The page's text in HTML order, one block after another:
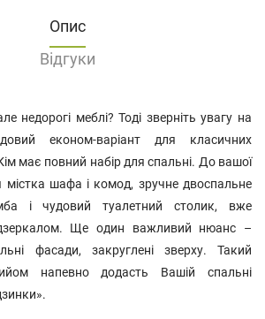
Опис
Відгуки
недорогі меблі? Тоді зверніть увагу на
економ-варіант для класичних
має повний набір для спальні. До вашої
містка шафа і комод, зручне двоспальне
і чудовий туалетний столик, вже
Ще один важливий нюанс –
фасади, закруглені зверху. Такий
напевно додасть Вашій спальні